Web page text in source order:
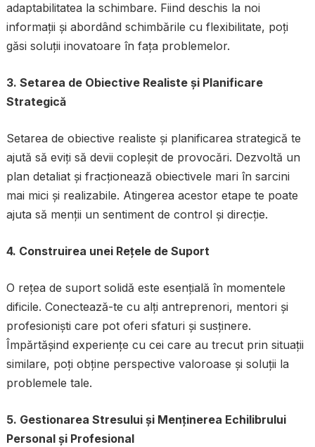
adaptabilitatea la schimbare. Fiind deschis la noi
informații și abordând schimbările cu flexibilitate, poți
găsi soluții inovatoare în fața problemelor.
3. Setarea de Obiective Realiste și Planificare
Strategică
Setarea de obiective realiste și planificarea strategică te
ajută să eviți să devii copleșit de provocări. Dezvoltă un
plan detaliat și fracționează obiectivele mari în sarcini
mai mici și realizabile. Atingerea acestor etape te poate
ajuta să menții un sentiment de control și direcție.
4. Construirea unei Rețele de Suport
O rețea de suport solidă este esențială în momentele
dificile. Conectează-te cu alți antreprenori, mentori și
profesioniști care pot oferi sfaturi și susținere.
Împărtășind experiențe cu cei care au trecut prin situații
similare, poți obține perspective valoroase și soluții la
problemele tale.
5. Gestionarea Stresului și Menținerea Echilibrului
Personal și Profesional